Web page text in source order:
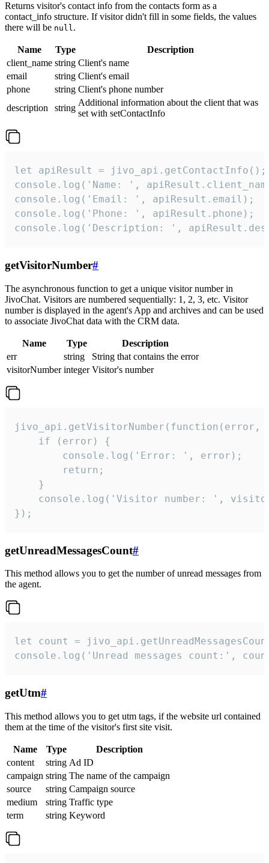
Returns visitor's contact info from the contacts form as a
contact_info structure. If visitor didn't fill in some fields, the values
there will be null.
Name Type
Description
client_name string Client's name
email
string Client's email
phone
string Client's phone number
description
string
Additional information about the client that was
set with setContactInfo
let apiResult = jivo_api.getContactInfo();
console.log('Name: ',
console.log('Email: ', apiResult.email);
console.log('Phone: ', apiResult.phone);
console.log('Description: ',
getVisitorNumber#
The asynchronous function to get a unique visitor number in
JivoChat. Visitors are numbered sequentially: 1, 2, 3, etc. Visitor
number is displayed in the agent's App and archives and can be used
to associate JivoChat data with the CRM data.
Name Type
Description
err
string
String that contains the error
visitorNumber integer Visitor's number
jivo_api.getVisitorNumber(function(error,
    if (error) {
        console.log('Error: ', error);
        return;
    }
console.log('Visitor number: ',
});
getUnreadMessagesCount#
This method allows you to get the number of unread messages from
the agent.
let count =
console.log('Unread messages count:',
getUtm#
This method allows you to get utm tags, if the website url contained
them at the time of the visitor's first site visit.
Name Type
Description
content
string Ad ID
campaign string The name of the campaign
source
string Campaign source
medium
string Traffic type
term
string Keyword